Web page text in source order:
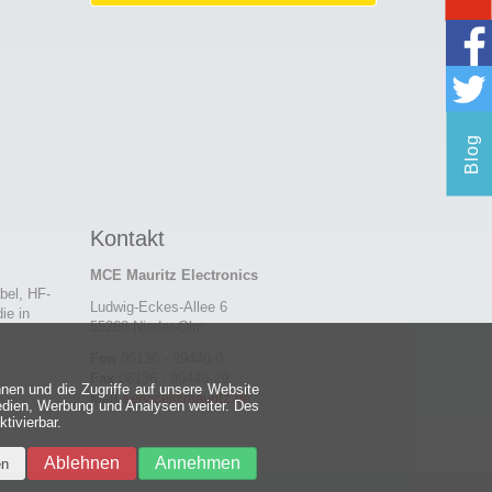
HF-
in
Kontakt
MCE Mauritz Electronics
Ludwig-Eckes-Allee 6
55268 Nieder-Olm
Mail service@mauritz.de
Blog
und die Zugriffe auf unsere Website
Werbung und Analysen weiter. Des
Annehmen
Ablehnen